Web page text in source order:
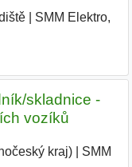
|
SMM Elektro,
skladnice -
vozíků
kraj)|
SMM